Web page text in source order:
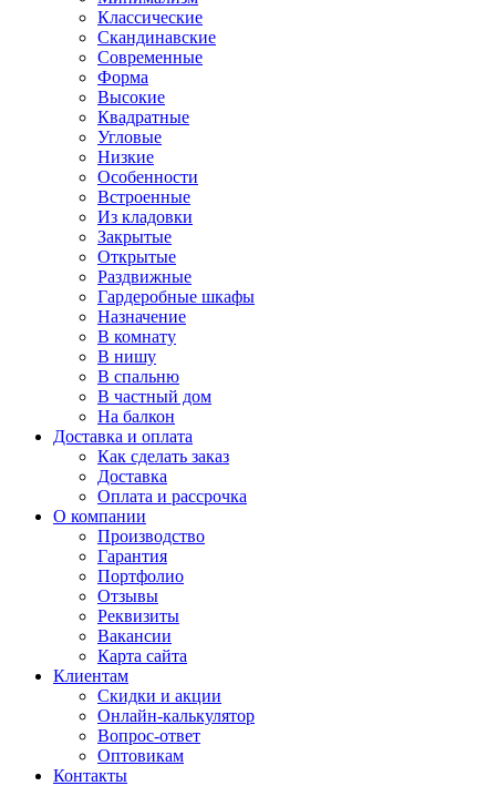
Классические
Скандинавские
Современные
Форма
Высокие
Квадратные
Угловые
Низкие
Особенности
Встроенные
Из кладовки
Закрытые
Открытые
Раздвижные
Гардеробные шкафы
Назначение
В комнату
В нишу
В спальню
В частный дом
На балкон
Доставка и оплата
Как сделать заказ
Доставка
Оплата и рассрочка
О компании
Производство
Гарантия
Портфолио
Отзывы
Реквизиты
Вакансии
Карта сайта
Клиентам
Скидки и акции
Онлайн-калькулятор
Вопрос-ответ
Оптовикам
Контакты